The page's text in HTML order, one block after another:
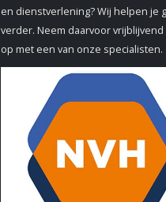
en dienstverlening? Wij helpen je
verder. Neem daarvoor vrijblijvend
op met een van onze specialisten.